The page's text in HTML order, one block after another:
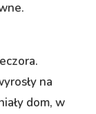
na
dom, w